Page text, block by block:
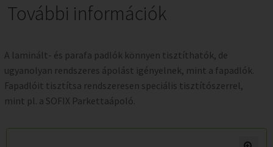
További információk
A laminált- és parafa padlók könnyen tisztíthatók, de
ugyanolyan rendszeres ápolást igényelnek, mint a fapadlók.
Fapadlóit tisztítsa rendszeresen speciális tisztítószerrel,
mint pl. a SOFIX Parkettaápoló.